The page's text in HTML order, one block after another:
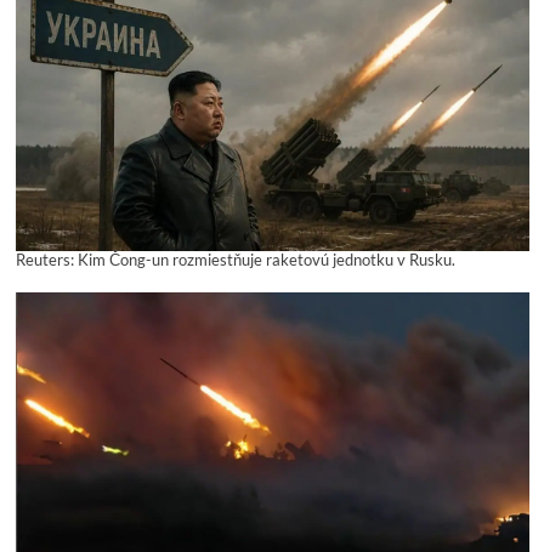
Reuters: Kim Čong-un rozmiestňuje raketovú jednotku v Rusku.